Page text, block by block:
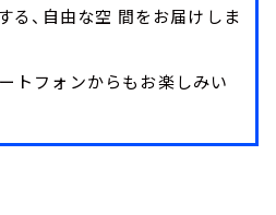
る、自由な空 間をお届けしま
トフォンからもお楽しみい